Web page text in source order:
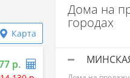
Карта
р.
Дома на
городах